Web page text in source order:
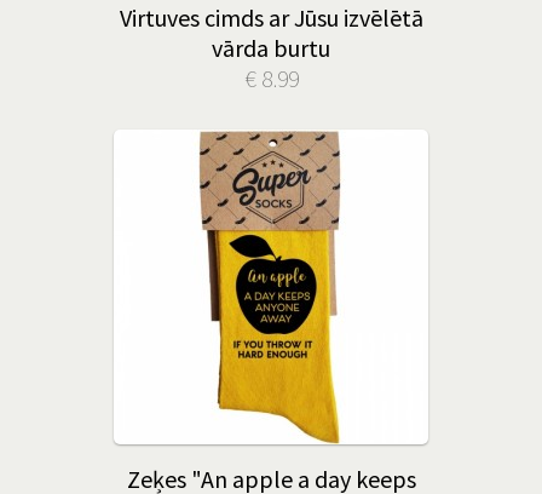
Virtuves cimds ar Jūsu izvēlētā
vārda burtu
€ 8.99
Zeķes "An apple a day keeps